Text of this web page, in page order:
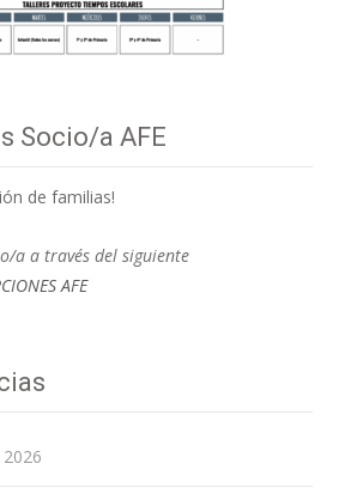
Socio/a AFE
de familias!
a a través del siguiente
AFE